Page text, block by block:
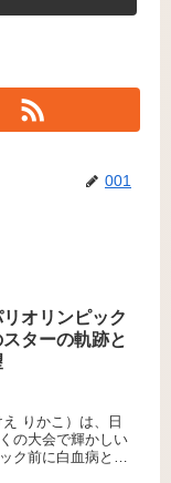
001
オリンピック
ターの軌跡と
りかこ）は、日
の大会で輝かしい
ク前に白血病と診